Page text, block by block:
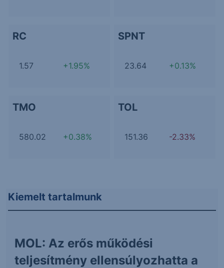
RC
1.57 +1.95%
SPNT
23.64 +0.13%
TMO
580.02 +0.38%
TOL
151.36 -2.33%
Kiemelt tartalmunk
MOL: Az erős működési
teljesítmény ellensúlyozhatta a